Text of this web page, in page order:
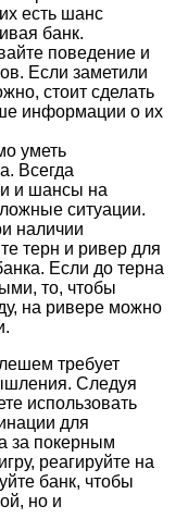
есть шанс
банк.
поведение и
Если заметили
стоит сделать
информации о их
уметь
Всегда
и шансы на
ситуации.
наличии
терн и ривер для
Если до терна
то, чтобы
на ривере можно
требует
Следуя
использовать
для
за покерным
реагируйте на
банк, чтобы
но и